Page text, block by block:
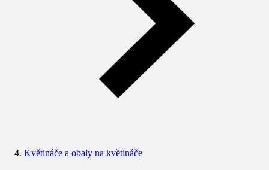
Květináče a obaly na květináče